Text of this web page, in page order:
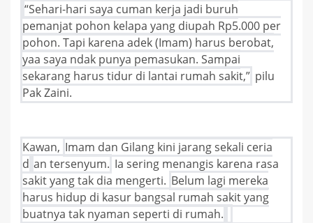
“Sehari-hari saya cuman kerja jadi buruh
pemanjat pohon kelapa yang diupah Rp5.000 per
pohon. Tapi karena adek (Imam) harus berobat,
yaa saya ndak punya pemasukan. Sampai
sekarang harus tidur di lantai rumah sakit,” pilu
Pak Zaini.
Kawan, Imam dan Gilang kini jarang sekali ceria
d an tersenyum. Ia sering menangis karena rasa
sakit yang tak dia mengerti. Belum lagi mereka
harus hidup di kasur bangsal rumah sakit yang
buatnya tak nyaman seperti di rumah.